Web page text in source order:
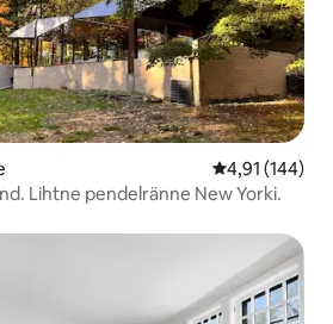
Keskmine
4,91 (144)
Lihtne pendelränne New Yorki.